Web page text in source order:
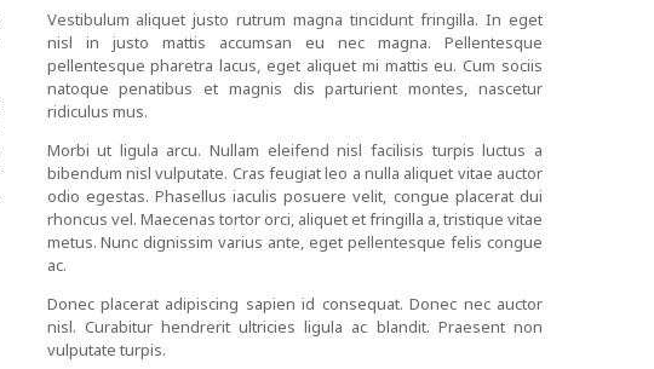
Vestibulum aliquet justo rutrum magna tincidunt fringilla. In eget
nisl in justo mattis accumsan eu nec magna. Pellentesque
pellentesque pharetra lacus, eget aliquet mi mattis eu. Cum sociis
natoque penatibus et magnis dis parturient montes, nascetur
ridiculus mus.
Morbi ut ligula arcu. Nullam eleifend nisl facilisis turpis luctus a
bibendum nisl vulputate. Cras feugiat leo a nulla aliquet vitae auctor
odio egestas. Phasellus iaculis posuere velit, congue placerat dui
rhoncus vel. Maecenas tortor orci, aliquet et fringilla a, tristique vitae
metus. Nunc dignissim varius ante, eget pellentesque felis congue
ac.
Donec placerat adipiscing sapien id consequat. Donec nec auctor
nisl. Curabitur hendrerit ultricies ligula ac blandit. Praesent non
vulputate turpis.